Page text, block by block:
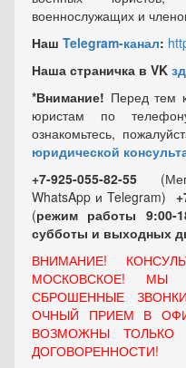
военнослужащих и
Наш Telegram-канал:
Наша страничка в VK
*Внимание! Перед тем
юристам по
ознакомьтесь,
юридической
+7-925-055-82-55
WhatsApp и Telegram)
(режим работы 9:00-
субботы и выходных
ВНИМАНИЕ!
МОСКОВСКОЕ! МЫ
СБРОШЕННЫЕ
ОЧНЫЙ ПРИЕМ В
ВОЗМОЖНЫ ТОЛЬКО
ДОГОВОРЕННОСТИ!